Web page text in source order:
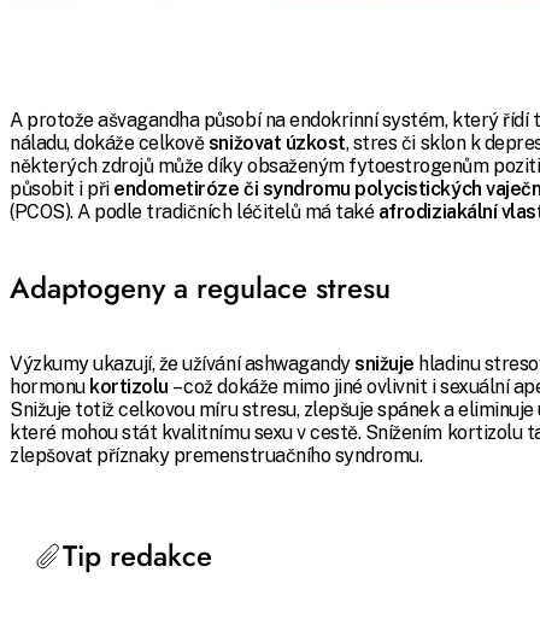
A protože ašvagandha působí na endokrinní systém, který řídí
náladu, dokáže celkověsnižovat úzkost, stres či sklon k
některých zdrojů může díky obsaženým fytoestrogenům
působit i při endometiróze či syndromu polycistických
(PCOS). A podle tradičních léčitelů má také afrodiziakální
Adaptogeny a regulace stresu
Výzkumy ukazují, že užívání ashwagandysnižuje hladinu
hormonu kortizolu – což dokáže mimo jiné ovlivnit i sexuální
Snižuje totiž celkovou míru stresu, zlepšuje spánek a eliminuje
které mohou stát kvalitnímu sexu v cestě. Snížením kortizolu
zlepšovat příznaky premenstruačního syndromu.
Tip redakce